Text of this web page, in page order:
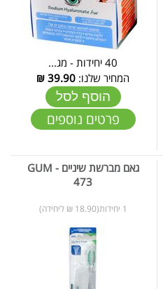
40 יחידות - מג...
המחיר שלנו: 39.90
₪
הוסף לסל
פרטים נוספים
גאם מברשת שיניים - GUM
473
1 יחידות(18.90 ₪ ליחידה)